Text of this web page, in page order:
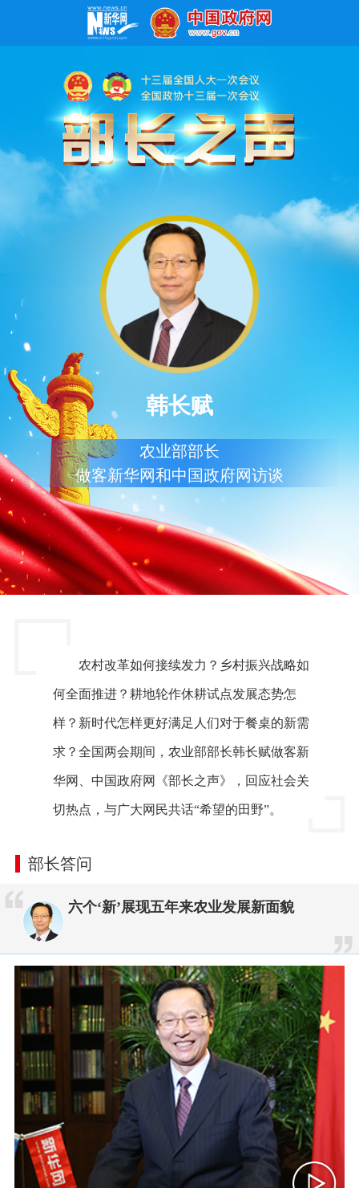
韩长赋
农业部部长
做客新华网和中国政府网访谈
农村改革如何接续发力？乡村振兴战略如
何全面推进？耕地轮作休耕试点发展态势怎
样？新时代怎样更好满足人们对于餐桌的新需
求？全国两会期间，农业部部长韩长赋做客新
华网、中国政府网《部长之声》，回应社会关
切热点，与广大网民共话“希望的田野”。
部长答问
六个‘新’展现五年来农业发展新面貌